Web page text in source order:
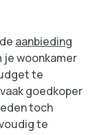
aanbieding
je woonkamer
te
goedkoper
toch
te